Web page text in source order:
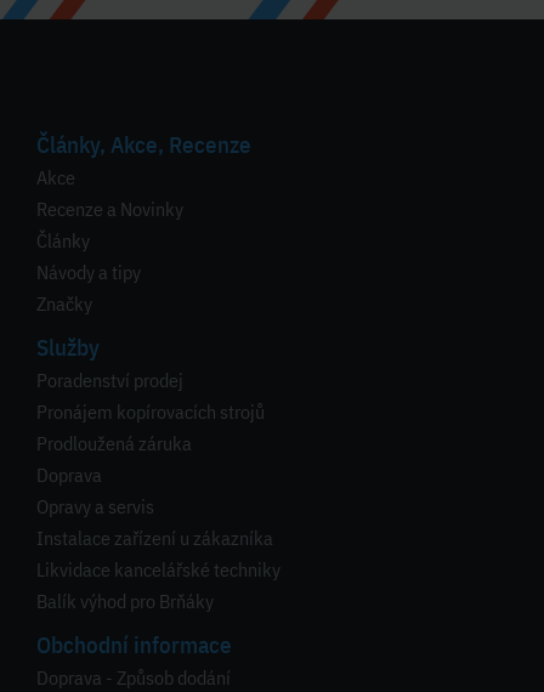
Články, Akce, Recenze
Akce
Recenze a Novinky
Články
Návody a tipy
Značky
Služby
Poradenství prodej
Pronájem kopírovacích strojů
Prodloužená záruka
Doprava
Opravy a servis
Instalace zařízení u zákazníka
Likvidace kancelářské techniky
Balík výhod pro Brňáky
Obchodní informace
Doprava - Způsob dodání